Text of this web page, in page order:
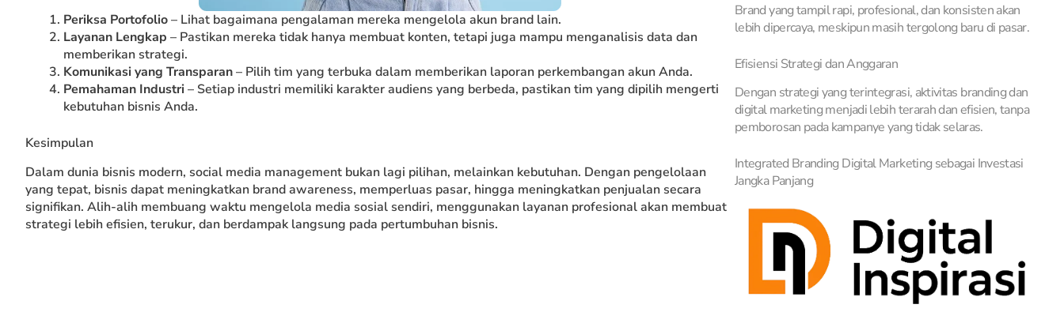
Periksa Portofolio– Lihat bagaimana pengalaman mereka mengelola akun brand lain.
Layanan Lengkap – Pastikan mereka tidak hanya membuat konten, tetapi juga mampu menganalisis data dan
memberikan strategi.
Komunikasi yang Transparan– Pilih tim yang terbuka dalam memberikan laporan perkembangan akun Anda.
Pemahaman Industri– Setiap industri memiliki karakter audiens yang berbeda, pastikan tim yang dipilih mengerti
kebutuhan bisnis Anda.
Kesimpulan
Dalam dunia bisnis modern, social media management bukan lagi pilihan, melainkan kebutuhan. Dengan pengelolaan
yang tepat, bisnis dapat meningkatkan brand awareness, memperluas pasar, hingga meningkatkan penjualan secara
signifikan. Alih-alih membuang waktu mengelola media sosial sendiri, menggunakan layanan profesional akan membuat
strategi lebih efisien, terukur, dan berdampak langsung pada pertumbuhan bisnis.
Brand yang tampil rapi, profesional, dan konsisten akan
lebih dipercaya, meskipun masih tergolong baru di pasar.
Efisiensi Strategi dan Anggaran
Dengan strategi yang terintegrasi, aktivitas branding dan
digital marketing menjadi lebih terarah dan efisien, tanpa
pemborosan pada kampanye yang tidak selaras.
Integrated Branding Digital Marketing sebagai Investasi
Jangka Panjang